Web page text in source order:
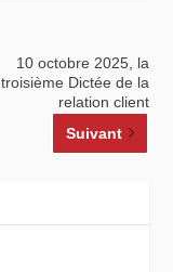
10 octobre 2025, la
troisième Dictée de la
relation client
Suivant